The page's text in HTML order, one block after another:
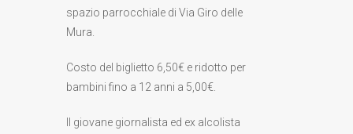
spazio parrocchiale di Via Giro delle
Mura.
Costo del biglietto 6,50€ e ridotto per
bambini fino a 12 anni a 5,00€.
Il giovane giornalista ed ex alcolista